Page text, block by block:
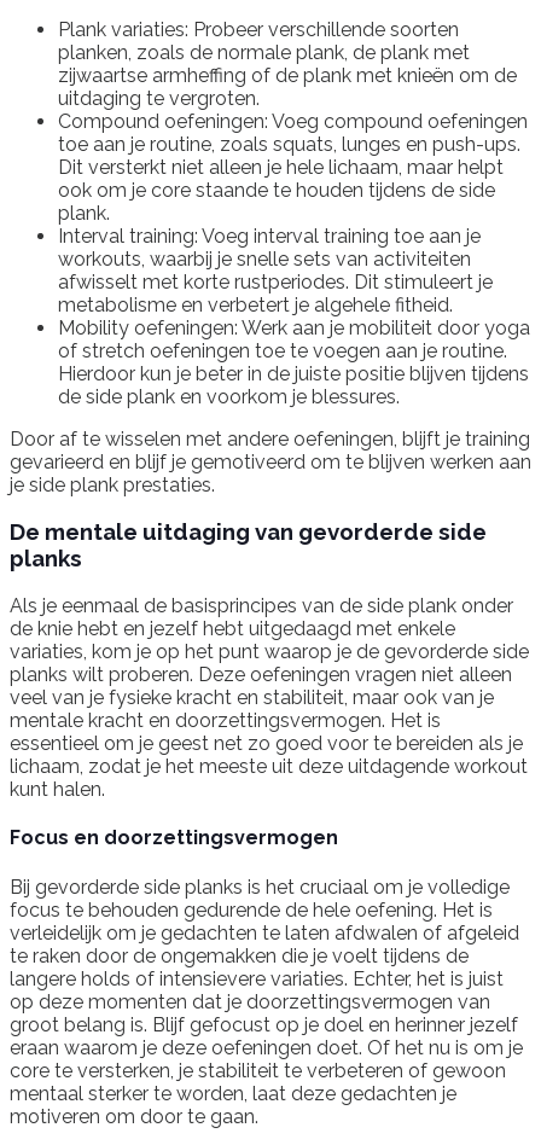
Plank variaties: Probeer verschillende soorten
planken, zoals de normale plank, de plank met
zijwaartse armheffing of de plank met knieën om de
uitdaging te vergroten.
Compound oefeningen: Voeg compound oefeningen
toe aan je routine, zoals squats, lunges en push-ups.
Dit versterkt niet alleen je hele lichaam, maar helpt
ook om je core staande te houden tijdens de side
plank.
Interval training: Voeg interval training toe aan je
workouts, waarbij je snelle sets van activiteiten
afwisselt met korte rustperiodes. Dit stimuleert je
metabolisme en verbetert je algehele fitheid.
Mobility oefeningen: Werk aan je mobiliteit door yoga
of stretch oefeningen toe te voegen aan je routine.
Hierdoor kun je beter in de juiste positie blijven tijdens
de side plank en voorkom je blessures.
Door af te wisselen met andere oefeningen, blijft je training
gevarieerd en blijf je gemotiveerd om te blijven werken aan
je side plank prestaties.
De mentale uitdaging van gevorderde side
planks
Als je eenmaal de basisprincipes van de side plank onder
de knie hebt en jezelf hebt uitgedaagd met enkele
variaties, kom je op het punt waarop je de gevorderde side
planks wilt proberen. Deze oefeningen vragen niet alleen
veel van je fysieke kracht en stabiliteit, maar ook van je
mentale kracht en doorzettingsvermogen. Het is
essentieel om je geest net zo goed voor te bereiden als je
lichaam, zodat je het meeste uit deze uitdagende workout
kunt halen.
Focus en doorzettingsvermogen
Bij gevorderde side planks is het cruciaal om je volledige
focus te behouden gedurende de hele oefening. Het is
verleidelijk om je gedachten te laten afdwalen of afgeleid
te raken door de ongemakken die je voelt tijdens de
langere holds of intensievere variaties. Echter, het is juist
op deze momenten dat je doorzettingsvermogen van
groot belang is. Blijf gefocust op je doel en herinner jezelf
eraan waarom je deze oefeningen doet. Of het nu is om je
core te versterken, je stabiliteit te verbeteren of gewoon
mentaal sterker te worden, laat deze gedachten je
motiveren om door te gaan.